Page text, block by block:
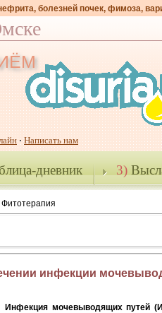
болезней почек, фимоза,
· Написать нам
дневник 3)
Фитотерапия
инфекции
Инфекция мочевыводящих путей